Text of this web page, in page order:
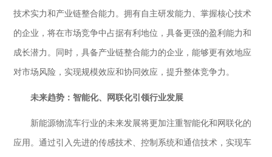
技术实力和产业链整合能力。拥有自主研发能力、掌握核心技术
的企业，将在市场竞争中占据有利地位，具备更强的盈利能力和
成长潜力。同时，具备产业链整合能力的企业，能够更有效地应
对市场风险，实现规模效应和协同效应，提升整体竞争力。
未来趋势：智能化、网联化引领行业发展
新能源物流车行业的未来发展将更加注重智能化和网联化的
应用。通过引入先进的传感技术、控制系统和通信技术，实现车